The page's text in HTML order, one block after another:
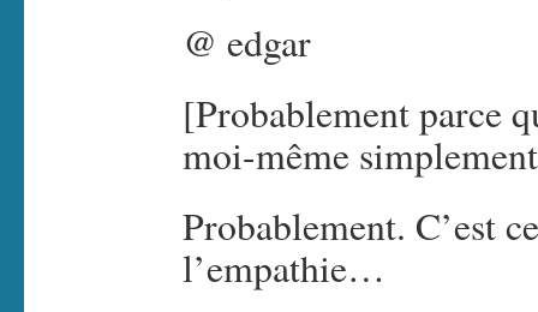
@ edgar
[Probablement parce
moi-même
Probablement. C’est
l’empathie…